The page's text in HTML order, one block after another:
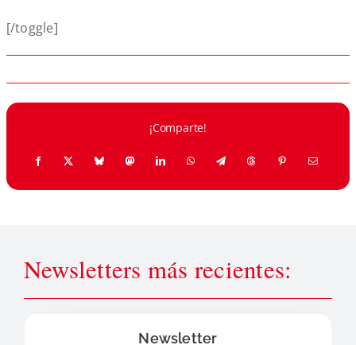
[/toggle]
¡Comparte!
Newsletters más recientes:
Newsletter